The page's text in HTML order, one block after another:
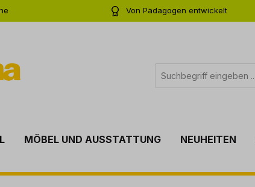
Von Pädagogen entwickelt
MÖBEL UND AUSSTATTUNG NEUHEITEN